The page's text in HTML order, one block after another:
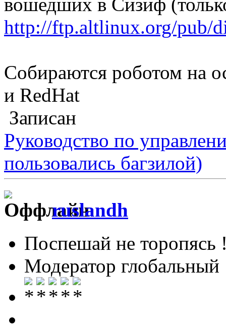
вошедших в Сизиф
http://ftp.altlinux.org/pub/
Собираются роботом на
и RedHat
Записан
Руководство по
пользовались багзилой)
ruslandh
Поспешай не торопясь
Модератор глобальный